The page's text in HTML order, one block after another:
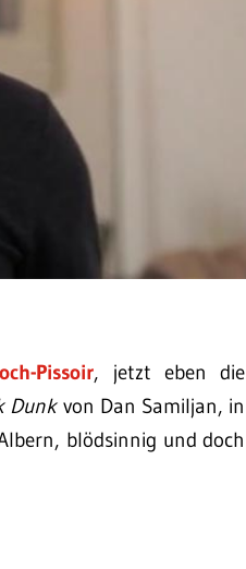
Pissoir, jetzt eben die
Dunkvon Dan Samiljan, in
blödsinnig und doch